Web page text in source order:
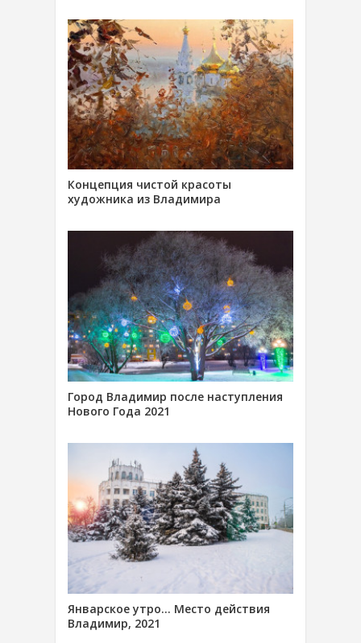
Концепция чистой красоты
художника из Владимира
Город Владимир после наступления
Нового Года 2021
Январское утро… Место действия
Владимир, 2021